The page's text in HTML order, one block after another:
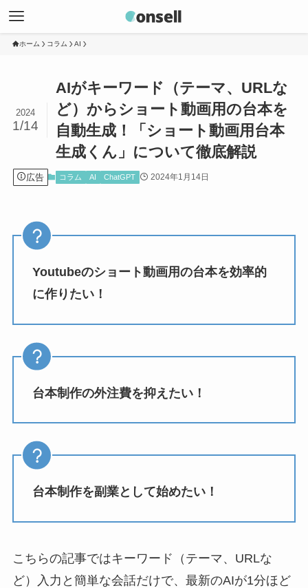
ホーム コラム AI
AIがキーワード（テーマ、URLな
ど）からショート動画用の台本を
自動生成！「ショート動画用台本
生成くん」について徹底解説
2024
1/14
広告 コラム AI ChatGPT 2024年1月14日
Youtubeのショート動画用の台本を効率的
に作りたい！
台本制作の外注費を抑えたい！
台本制作を副業として始めたい！
こちらの記事ではキーワード（テーマ、URLな
ど）入力と簡単な会話だけで、最新のAIが1分ほど